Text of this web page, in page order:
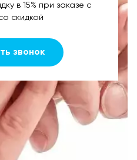
в 15% при заказе с
скидкой
звонок